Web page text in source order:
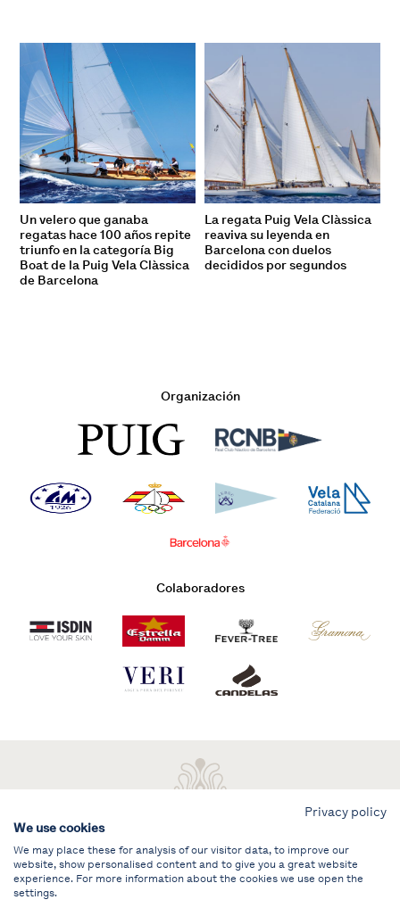
Un velero que ganaba
regatas hace 100 años repite
triunfo en la categoría Big
Boat de la Puig Vela Clàssica
de Barcelona
La regata Puig Vela Clàssica
reaviva su leyenda en
Barcelona con duelos
decididos por segundos
Organización
Colaboradores
Privacy policy
We use cookies
We may place these for analysis of our visitor data, to improve our
website, show personalised content and to give you a great website
experience. For more information about the cookies we use open the
settings.